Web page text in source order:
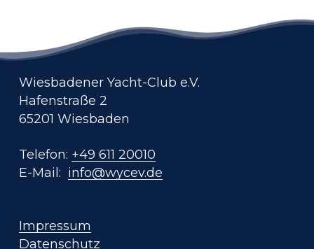
Wiesbadener Yacht-Club e.V.
Hafenstraße 2
65201 Wiesbaden
Telefon: +49 611 20010
E-Mail: info@wycev.de
Impressum
Datenschutz